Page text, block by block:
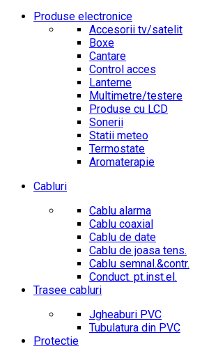
Produse electronice
Accesorii tv/satelit
Boxe
Cantare
Control acces
Lanterne
Multimetre/testere
Produse cu LCD
Sonerii
Statii meteo
Termostate
Aromaterapie
Cabluri
Cablu alarma
Cablu coaxial
Cablu de date
Cablu de joasa tens.
Cablu semnal.&contr.
Conduct. pt.inst.el.
Trasee cabluri
Jgheaburi PVC
Tubulatura din PVC
Protectie